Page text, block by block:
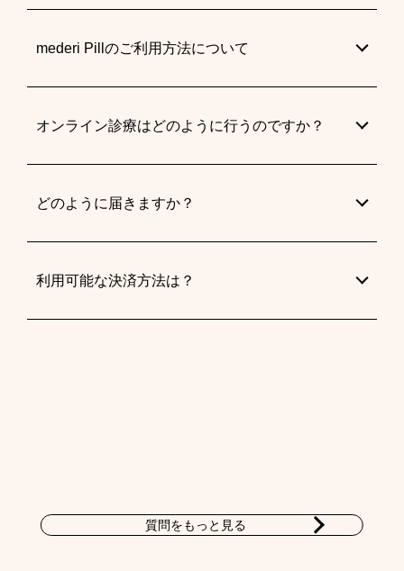
mederi Pillのご利用方法について
オンライン診療はどのように行うのですか？
どのように届きますか？
利用可能な決済方法は？
質問をもっと見る